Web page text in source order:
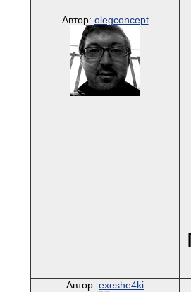
Автор: olegconcept
Автор: exeshe4ki